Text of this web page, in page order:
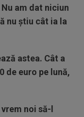
am dat niciun
nu știu cât ia la
astea. Cât a
de euro pe lună,
noi să-l